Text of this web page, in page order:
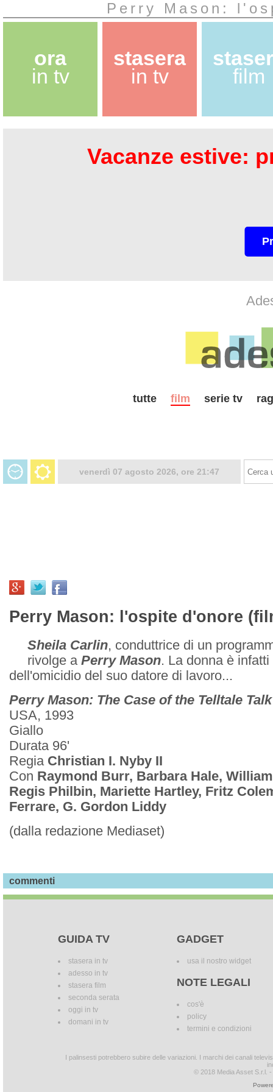
Perry Mason:
ora
in tv
stasera
in tv
film
Vacanze estive:
tutte film serie tv
venerdì 07 agosto 2026, ore 21:47
Perry Mason: l'ospite d'onore
Sheila Carlin, conduttrice di un
rivolge a Perry Mason. La donna è
dell'omicidio del suo datore di lavoro...
Perry Mason: The Case of the Telltale
USA, 1993
Giallo
Durata 96'
Regia Christian I. Nyby II
Con Raymond Burr, Barbara Hale,
Regis Philbin, Mariette Hartley, Fritz
Ferrare, G. Gordon Liddy
(dalla redazione Mediaset)
commenti
GUIDA TV
stasera in tv
adesso in tv
stasera film
seconda serata
oggi in tv
domani in tv
GADGET
usa il nostro widget
NOTE LEGALI
cos'è
policy
termini e condizioni
I palinsesti potrebbero subire delle variazioni. I marchi dei canali
© 2018 Media Asset S.r.l.